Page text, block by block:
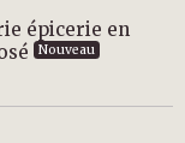
épicerie en
Nouveau